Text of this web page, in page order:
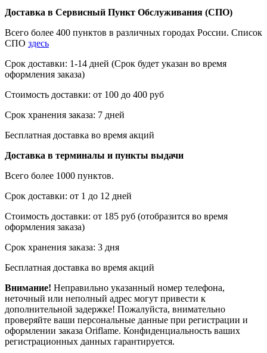
Доставка в Сервисный Пункт Обслуживания (СПО)
Всего более 400 пунктов в различных городах России. Список
СПО здесь
Срок доставки: 1-14 дней (Срок будет указан во время
оформления заказа)
Стоимость доставки: от 100 до 400 руб
Срок хранения заказа: 7 дней
Бесплатная доставка во время акций
Доставка в терминалы и пункты выдачи
Всего более 1000 пунктов.
Срок доставки: от 1 до 12 дней
Стоимость доставки: от 185 руб (отобразится во время
оформления заказа)
Срок хранения заказа: 3 дня
Бесплатная доставка во время акций
Внимание! Неправильно указанный номер телефона,
неточный или неполный адрес могут привести к
дополнительной задержке! Пожалуйста, внимательно
проверяйте ваши персональные данные при регистрации и
оформлении заказа Oriflame. Конфиденциальность ваших
регистрационных данных гарантируется.